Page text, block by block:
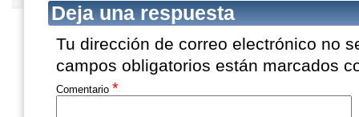
Deja una respuesta
Tu dirección de correo electrónico no
campos obligatorios están marcados
Comentario *